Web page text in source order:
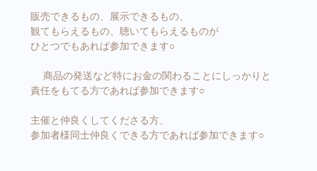
販売できるもの、展示できるもの、
観てもらえるもの、聴いてもらえるものが
ひとつでもあれば参加できます○
商品の発送など特にお金の関わることにしっかりと
責任をもてる方であれば参加できます○
主催と仲良くしてくださる方、
参加者様同士仲良くできる方であれば参加できます○